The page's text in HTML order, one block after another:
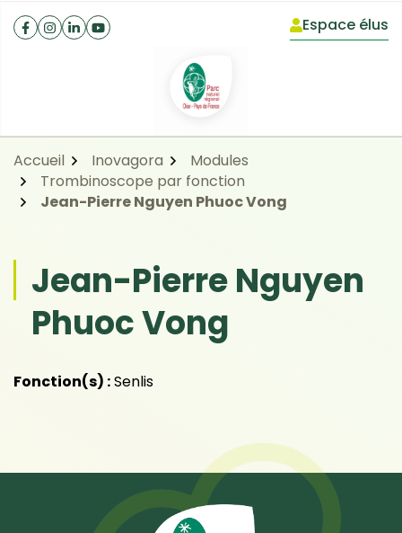
Aller
Aller
au
Aller
au Facebook
(ouverture dans un nouvel onglet)
Instagram
(ouverture dans un nouvel onglet)
Linkedin
(ouverture dans un nouvel onglet)
YouTube
(ouverture dans un nouvel onglet)Espace élus
(ouverture
Accueil Inovagora
Modules
Trombinoscope par fonction
Jean-Pierre Nguyen Phuoc Vong
Jean-Pierre Nguyen
Phuoc Vong
Fonction(s) :Senlis